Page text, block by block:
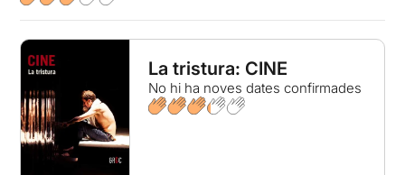
La tristura: CINE
No hi ha noves dates confirmades